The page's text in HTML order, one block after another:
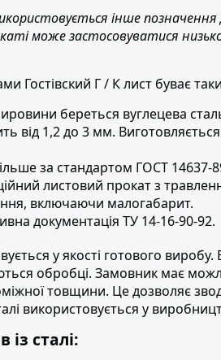
інше
може застосовуватися
Гостівский Г / К лист буває
береться вуглецева
від 1,2 до 3 мм. Виготовляється
за стандартом ГОСТ 14637-
листовий прокат з
включаючи малогабарит.
документація ТУ 14-16-90-92.
у якості готового виробу.
обробці. Замовник має
товщини. Це дозволяє
використовується у
із сталі: